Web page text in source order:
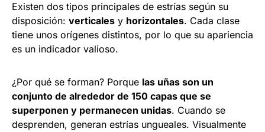
Existen dos tipos principales de estrías según su
disposición: verticales y horizontales. Cada clase
tiene unos orígenes distintos, por lo que su apariencia
es un indicador valioso.
¿Por qué se forman? Porque las uñas son un
conjunto de alrededor de 150 capas que se
superponen y permanecen unidas. Cuando se
desprenden, generan estrías ungueales. Visualmente